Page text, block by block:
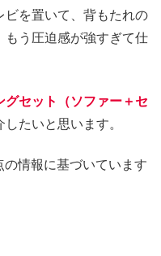
ビを置いて、背もたれの
もう圧迫感が強すぎて仕
グセット（ソファー＋セ
したいと思います。
情報に基づいています